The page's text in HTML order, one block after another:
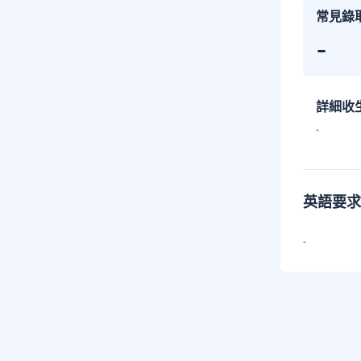
常見錄
-
詳細收
-
英語要求
-